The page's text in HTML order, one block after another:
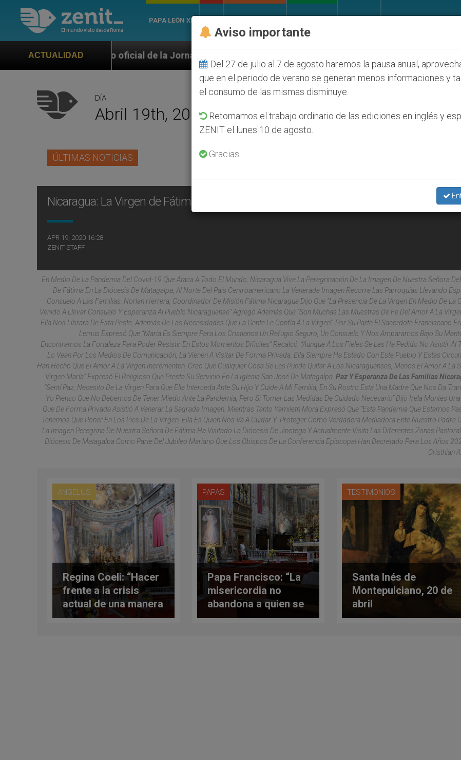
PAPA LEÓN XIV
ACTUALIDAD
oficial de la Jornada Mundial de la Juventud Seúl 2027 ONU se pronuncia ante caso de
DÍA
Abril 19th, 2020
ÚLTIMAS NOTICIAS
Nicaragua: La Virgen de Fátima, consuelo y esperanza en medio de COVID-19
APR 19, 2020 16:28
ZENIT STAFF
En Medio De La Pandemia Del Covid-19 Que Ataca A Todo El Mundo, Nicaragua Vive La Peregrinación De La Imagen De Nuestra Señora
De Fátima En La Diócesis De Matagalpa, Al Norte Del País Centroamericano La Venerada Imagen Recorre Las Parroquias Llevando
Consuelo A Las Familias. Norlan Herrera, Coordinador De Misión Fátima Nicaragua Dijo Que “la Presencia De La Virgen En Medio De La
Venido A Llevar Consuelo Y Esperanza Al Pueblo Nicaragüense” Agregó Además Que “son Muchas Las Muestras De Fe Del Amor A La
Ella Nos Librara De Esta Peste, Además De Las Necesidades Que La Gente Le Confía A La Virgen”. Por Su Parte El Sacerdote Franciscano
Lemus Expresó Que “María Es Siempre Para Los Cristianos Un Refugio Seguro, Un Consuelo Y Nos Amparamos Bajo Su
Encontramos La Fortaleza Para Poder Resistir En Estos Momentos Difíciles” Recalcó. “Aunque A Los Fieles Se Les Ha Pedido No Asistir Al
Lo Vean Por Los Medios De Comunicación, La Vienen A Visitar De Forma Privada, Ella Siempre Ha Estado Con Este Pueblo Y Estas
Han Hecho Que El Amor A La Virgen Incrementen, Creo Que Cualquier Cosa Se Les Puede Quitar A Los Nicaragüenses, Menos El Amor A La
Virgen María” Expresó El Religioso Que Presta Su Servicio En La Iglesia San José De Matagalpa. Paz Y Esperanza De Las Familias
“Sentí Paz, Necesito De La Virgen Para Que Ella Interceda Ante Su Hijo Y Cuide A Mi Familia, En Su Rostro Está Una Madre Que Nos Da
Yo Pienso Que No Debemos De Tener Miedo Ante La Pandemia, Pero Si Tomar Las Medidas De Cuidado Necesario” Dijo Irela Montes
Que De Forma Privada Asistió A Venerar La Sagrada Imagen. Mientras Tanto Yamileth Mora Expresó Que “esta Pandemia Que Estamos
Tenemos Que Poner En Los Pies De La Virgen, Ella Es Quien Nos Va A Cuidar Y Proteger Como Verdadera Mediadora Ente Nuestro Padre
La Imagen Peregrina De Nuestra Señora De Fátima Ha Visitado La Diócesis De Jinotega Y Actualmente Visita Las Diferentes Zonas
Diócesis De Matagalpa Como Parte Del Jubileo Mariano Que Los Obispos De La Conferencia Episcopal Han Decretado Para Los Años
Cristhian
ANGELUS
Regina Coeli: “Hacer
frente a la crisis
actual de una manera
solidaria”
PAPAS
Papa Francisco: “La
misericordia no
abandona a quien se
queda atrás”
TESTIMONIOS
Santa Inés de
Montepulciano, 20 de
abril
Aviso importante
Del 27 de julio al 7 de agosto haremos la pausa anual,
que en el periodo de verano se generan menos informaciones y
el consumo de las mismas disminuye.
Retomamos el trabajo ordinario de las ediciones en inglés y
ZENIT el lunes 10 de agosto.
Gracias.